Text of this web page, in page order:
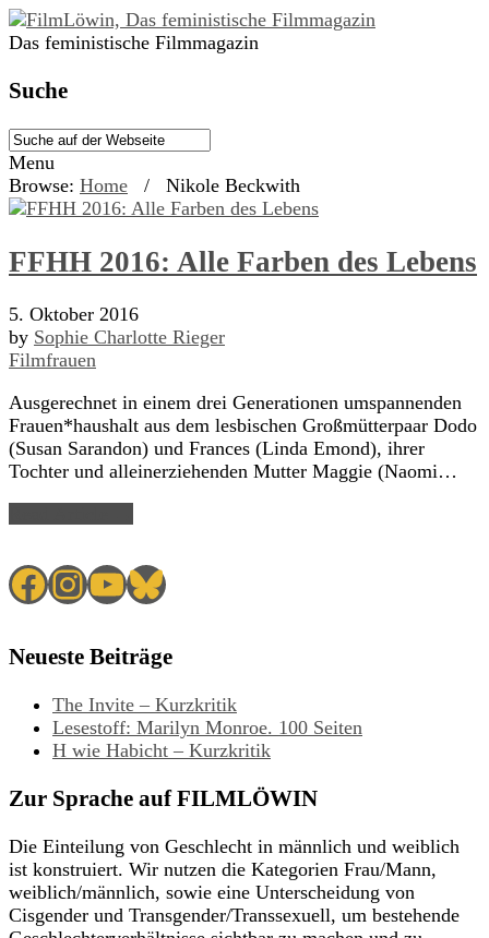
Das feministische Filmmagazin
Suche
Menu
Browse: Home / Nikole Beckwith
FFHH 2016: Alle Farben des Lebens
5. Oktober 2016
by Sophie Charlotte Rieger
Filmfrauen
Ausgerechnet in einem drei Generationen umspannenden
Frauen*haushalt aus dem lesbischen Großmütterpaar Dodo
(Susan Sarandon) und Frances (Linda Emond), ihrer
Tochter und alleinerziehenden Mutter Maggie (Naomi…
Facebook
Instagram
YouTube
Bluesky
Neueste Beiträge
The Invite – Kurzkritik
Lesestoff: Marilyn Monroe. 100 Seiten
H wie Habicht – Kurzkritik
Zur Sprache auf FILMLÖWIN
Die Einteilung von Geschlecht in männlich und weiblich
ist konstruiert. Wir nutzen die Kategorien Frau/Mann,
weiblich/männlich, sowie eine Unterscheidung von
Cisgender und Transgender/Transsexuell, um bestehende